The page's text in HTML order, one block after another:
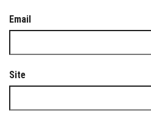
Email
Site